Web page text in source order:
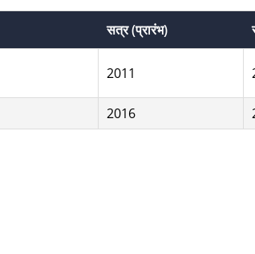
सत्र (प्रारंभ)
2011
2016